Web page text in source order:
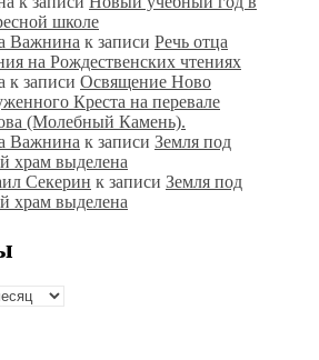
школе
Важнина к записи Речь отца
на Рождественских чтениях
к записи Освящение Ново
Креста на перевале
(Молебный Камень).
Важнина к записи Земля под
храм выделена
Секерин к записи Земля под
храм выделена